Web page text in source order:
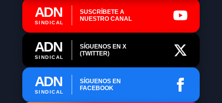
ADN
SINDICAL
SUSCRÍBETE A
NUESTRO CANAL
ADN
SINDICAL
SÍGUENOS EN X
(TWITTER)
ADN
SINDICAL
SÍGUENOS EN
FACEBOOK